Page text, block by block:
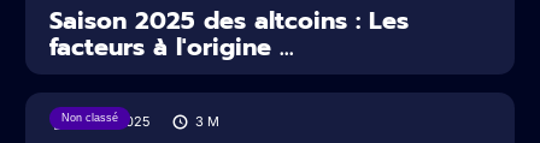
Saison 2025 des altcoins : Les
facteurs à l'origine ...
Non classé
13/06/2025 3 M